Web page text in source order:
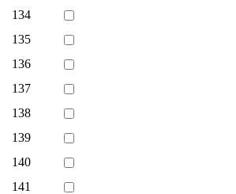
134
135
136
137
138
139
140
141